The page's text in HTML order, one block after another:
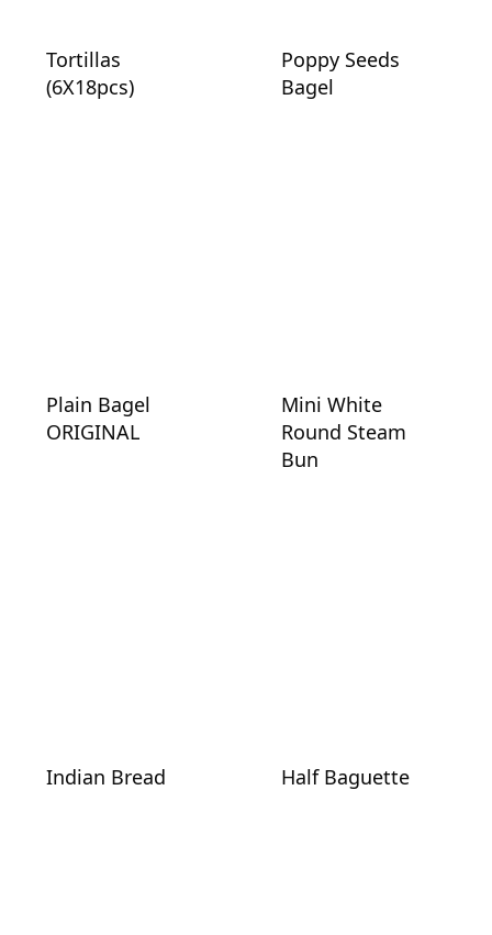
Tortillas
(6X18pcs)
Poppy Seeds
Bagel
Plain Bagel
ORIGINAL
Mini White
Round Steam
Bun
Indian Bread Half Baguette